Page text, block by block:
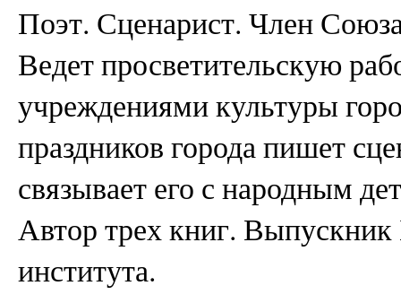
Поэт. Сценарист. Член
Ведет просветительскую
учреждениями культуры
праздников города пишет
связывает его с народным
Автор трех книг. Выпускник
института.